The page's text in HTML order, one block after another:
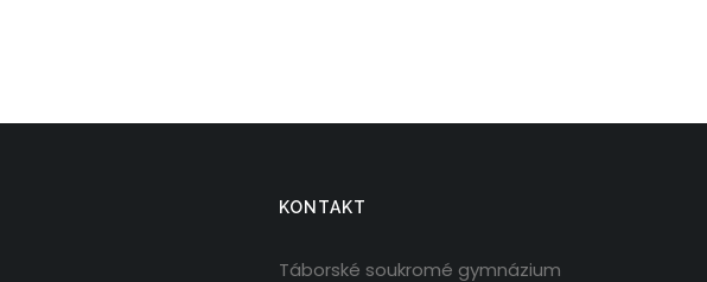
KONTAKT
Táborské soukromé gymnázium